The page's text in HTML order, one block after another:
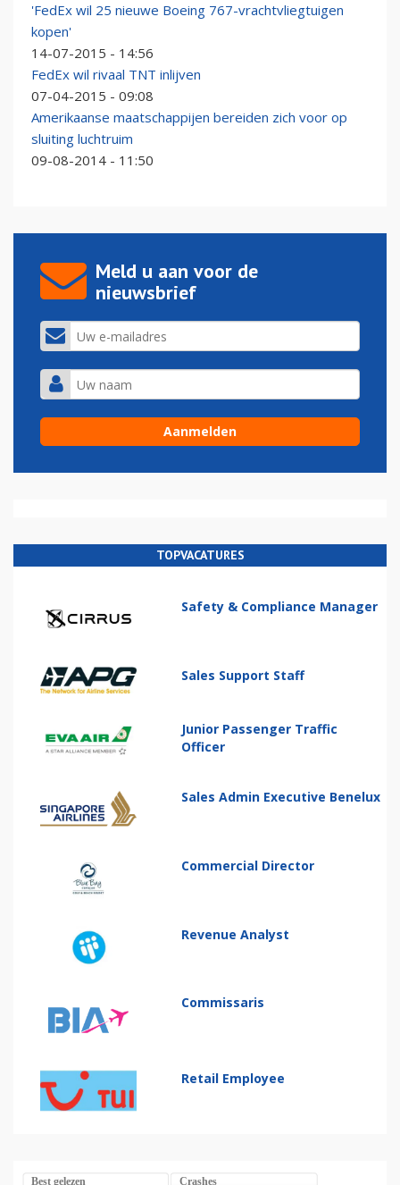
'FedEx wil 25 nieuwe Boeing 767-vrachtvliegtuigen
kopen'
14-07-2015 - 14:56
FedEx wil rivaal TNT inlijven
07-04-2015 - 09:08
Amerikaanse maatschappijen bereiden zich voor op
sluiting luchtruim
09-08-2014 - 11:50
Meld u aan voor de
nieuwsbrief
TOPVACATURES
Safety & Compliance Manager
Sales Support Staff
Junior Passenger Traffic
Officer
Sales Admin Executive Benelux
Commercial Director
Revenue Analyst
Commissaris
Retail Employee
Best gelezen Crashes